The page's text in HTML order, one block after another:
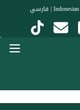
Indonesian
| فارسي